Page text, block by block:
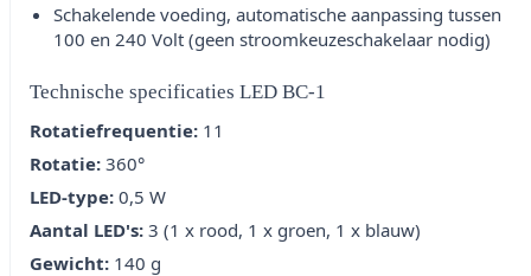
Schakelende voeding, automatische aanpassing tussen
100 en 240 Volt (geen stroomkeuzeschakelaar nodig)
Technische specificaties LED BC-1
Rotatiefrequentie: 11
Rotatie: 360°
LED-type: 0,5 W
Aantal LED's: 3 (1 x rood, 1 x groen, 1 x blauw)
Gewicht: 140 g